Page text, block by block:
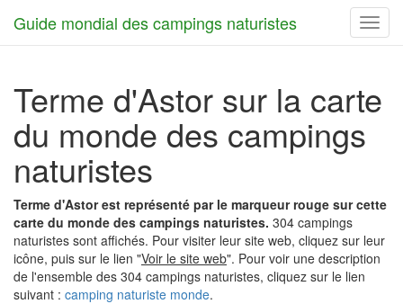
Guide mondial des campings naturistes
Terme d'Astor sur la carte
du monde des campings
naturistes
Terme d'Astor est représenté par le marqueur rouge sur cette
carte du monde des campings naturistes. 304 campings
naturistes sont affichés. Pour visiter leur site web, cliquez sur leur
icône, puis sur le lien "Voir le site web". Pour voir une description
de l'ensemble des 304 campings naturistes, cliquez sur le lien
suivant : camping naturiste monde.